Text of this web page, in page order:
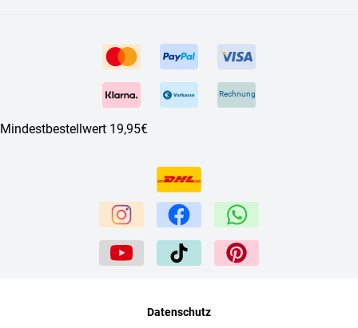
Rechnung
Mindestbestellwert 19,95€
Datenschutz